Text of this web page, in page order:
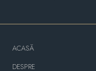
ACASĂ
DESPRE